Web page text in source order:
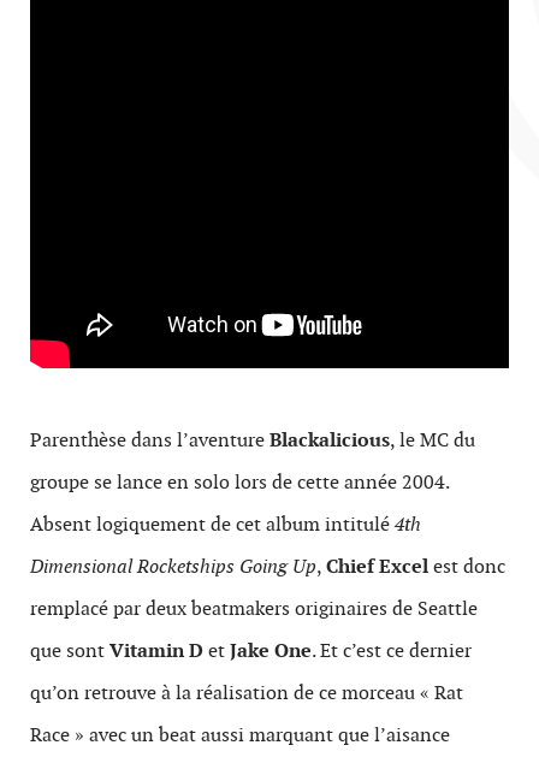
Parenthèse dans l’aventureBlackalicious, le MC du
groupe se lance en solo lors de cette année 2004.
Absent logiquement de cet album intitulé4th
Dimensional Rocketships Going Up,Chief Excelest donc
remplacé par deux beatmakers originaires de Seattle
que sontVitamin DetJake One. Et c’est ce dernier
qu’on retrouve à la réalisation de ce morceau « Rat
Race » avec un beat aussi marquant que l’aisance